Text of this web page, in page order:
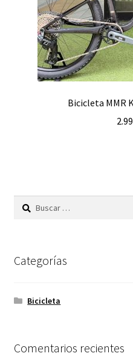
Bicicleta MMR
Buscar:
Categorías
Bicicleta
Comentarios recientes